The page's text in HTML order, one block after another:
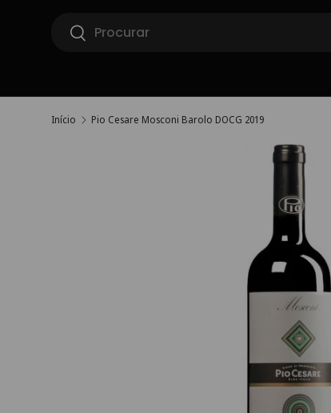
Ir para o conteúdo
Pesquisar
Pesquisar
Início Pio Cesare Mosconi Barolo DOCG 2019